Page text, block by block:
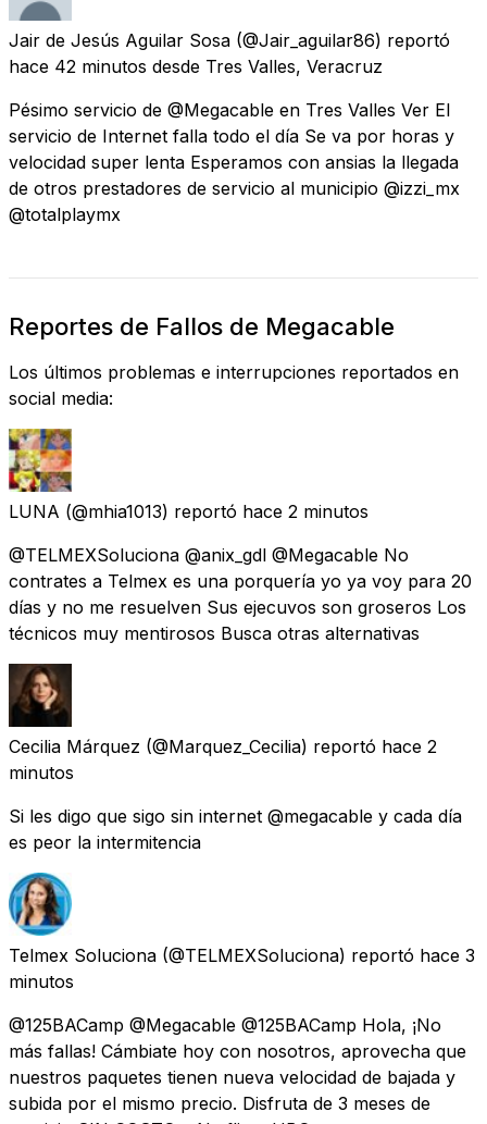
Jair de Jesús Aguilar Sosa (@Jair_aguilar86) reportó
hace 42 minutos desde Tres Valles, Veracruz
Pésimo servicio de @Megacable en Tres Valles Ver El
servicio de Internet falla todo el día Se va por horas y
velocidad super lenta Esperamos con ansias la llegada
de otros prestadores de servicio al municipio @izzi_mx
@totalplaymx
Reportes de Fallos de Megacable
Los últimos problemas e interrupciones reportados en
social media:
LUNA (@mhia1013) reportó hace 2 minutos
@TELMEXSoluciona @anix_gdl @Megacable No
contrates a Telmex es una porquería yo ya voy para 20
días y no me resuelven Sus ejecuvos son groseros Los
técnicos muy mentirosos Busca otras alternativas
Cecilia Márquez (@Marquez_Cecilia) reportó hace 2
minutos
Si les digo que sigo sin internet @megacable y cada día
es peor la intermitencia
Telmex Soluciona (@TELMEXSoluciona) reportó hace 3
minutos
@125BACamp @Megacable @125BACamp Hola, ¡No
más fallas! Cámbiate hoy con nosotros, aprovecha que
nuestros paquetes tienen nueva velocidad de bajada y
subida por el mismo precio. Disfruta de 3 meses de